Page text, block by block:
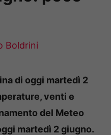
Boldrini
di oggi martedì 2
venti e
del Meteo
martedì 2 giugno.